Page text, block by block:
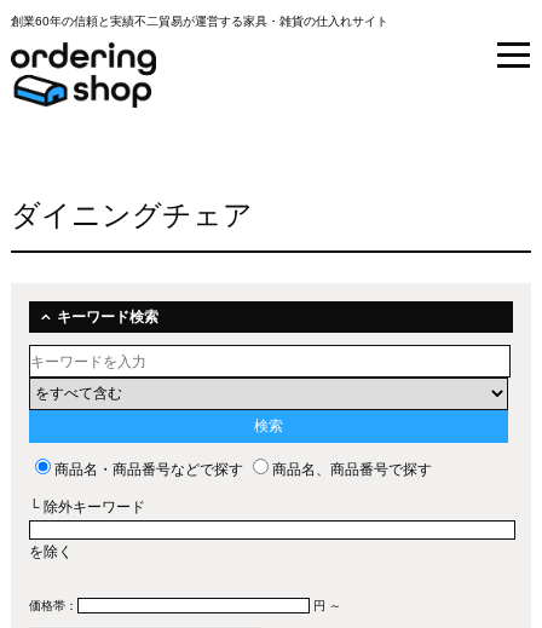
創業60年の信頼と実績不二貿易が運営する家具・雑貨の仕入れサイト
ダイニングチェア
キーワード検索
商品名・商品番号などで探す 商品名、商品番号で探す
└ 除外キーワード
を除く
価格帯： 円 ～